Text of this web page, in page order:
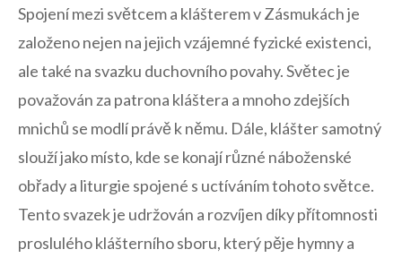
Spojení mezi světcem a klášterem v Zásmukách je
založeno‌ nejen na jejich vzájemné fyzické existenci,
ale také na svazku duchovního povahy. Světec je
považován za patrona kláštera⁢ a‍ mnoho zdejších
mnichů⁣ se modlí právě k němu.⁤ Dále, klášter samotný
slouží jako místo, ⁢kde ⁤se konají různé náboženské
obřady a liturgie spojené s uctíváním tohoto světce.
Tento svazek je​ udržován ⁢a rozvíjen díky přítomnosti
proslulého⁢ klášterního sboru,⁣ který pěje hymny a